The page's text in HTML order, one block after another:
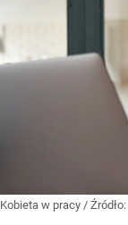
Kobieta w pracy / Źródło: